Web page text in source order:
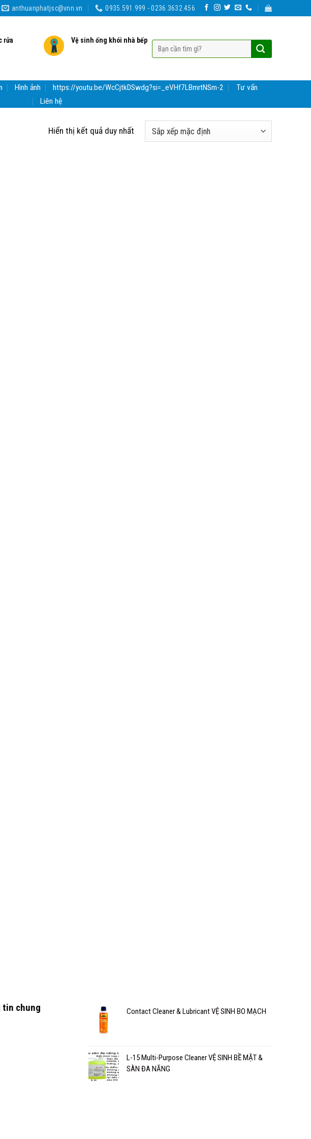
anthuanphatjsc@vnn.vn 0935.591.999 - 0236.3632.456
rửa
Vệ sinh ống khói nhà bếp
Hình ảnh https://youtu.be/WcCjtkDSwdg?si=_eVHf7LBmrtNSm-2
Tư vấn
Liên hệ
Hiển thị kết quả duy nhất
tin chung Contact Cleaner & Lubricant VỆ SINH BO MẠCH
L-15 Multi-Purpose Cleaner VỆ SINH BỀ MẶT &
SÀN ĐA NĂNG